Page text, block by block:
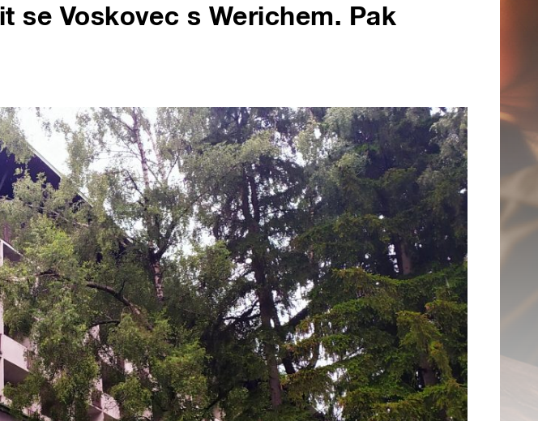
se Voskovec s Werichem. Pak